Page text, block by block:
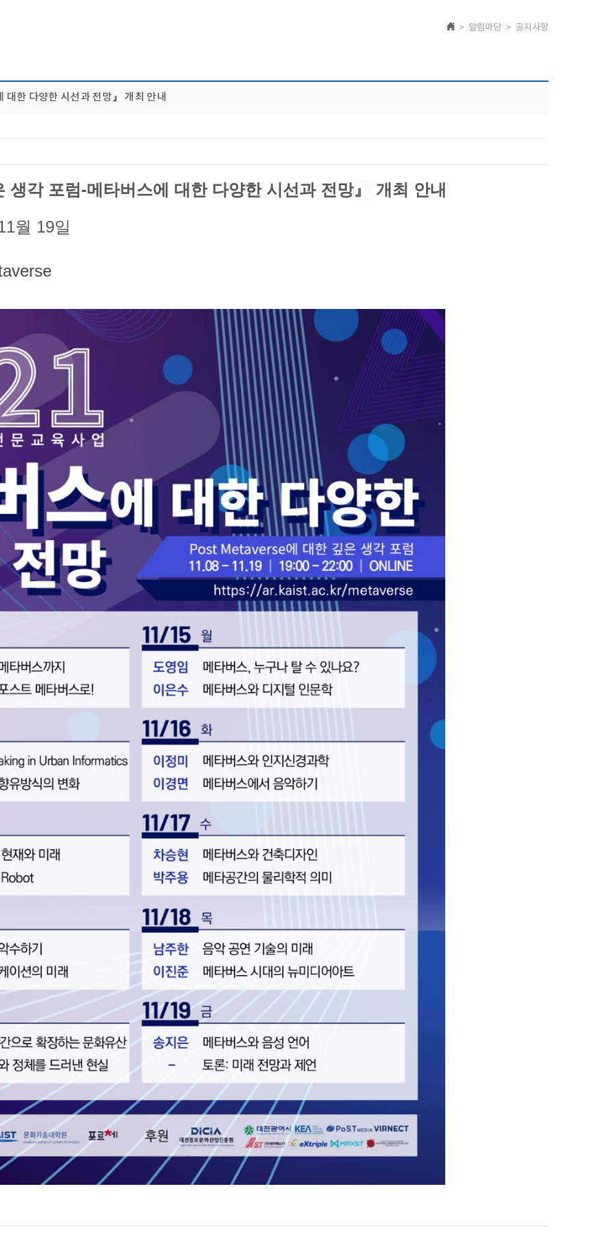
> 알림마당 > 공지사항
한 다양한 시선과 전망』 개최 안내
각 포럼-메타버스에 대한 다양한 시선과 전망』
​ 개최 안내
월 19일